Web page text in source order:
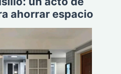
ahorrar espacio